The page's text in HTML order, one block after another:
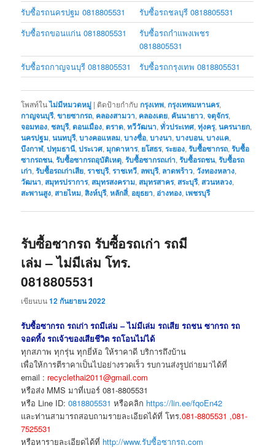
รับซื้อรถนครปฐม 0818805531
รับซื้อรถชลบุรี 0818805531
รับซื้อรถขอนแก่น 0818805531
รับซื้อรถกำแพงเพชร
0818805531
รับซื้อรถกาญจนบุรี 0818805531
รับซื้อรถกรุงเทพ 0818805531
โพสท์ในไม่มีหมวดหมู่ | ติดป้ายกำกับ กรุงเทพ,กรุงเทพมหานคร,
กาญจนบุรี,ขายซากรถ, คลองสามวา, คลองเตย, คันนายาว,จตุจักร,
จอมทอง,ชลบุรี,ดอนเมือง,ตราด,ทวีวัฒนา,ทั่วประเทศ,ทุ่งครุ,นครนายก,
นครปฐม,นนทบุรี,บางคอแหลม,บางซื่อ,บางนา,บางบอน,บางแค,
บึงกาฬ,ปทุมธานี,ประเวศ,มุกดาหาร, ยโสธร,ระยอง,รับซื้อซากรถ,รับซื้อ
ซากรถชน,รับซื้อซากรถอุบัติเหตุ,รับซื้อซากรถเก่า,รับซื้อรถชน,รับซื้อรถ
เก่า,รับซื้อรถเก่าเสีย,ราชบุรี,ราชเทวี, ลพบุรี, ลาดพร้าว,วังทองหลาง,
วัฒนา, สมุทรปราการ, สมุทรสงคราม, สมุทรสาคร, สระบุรี, สวนหลวง,
สะพานสูง, สายไหม,สิงห์บุรี,หลักสี่, อยุธยา, อ่างทอง, เพชรบุรี
รับซื้อซากรถ รับซื้อรถเก่า รถมี
เล่ม – ไม่มีเล่ม โทร.
0818805531
เขียนบน12 กันยายน 2022
รับซื้อซากรถ รถเก่า รถมีเล่ม – ไม่มีเล่ม รถเสีย รถชน ซากรถ รถ
จอดทิ้ง รถเจ้าของเสียชีวิต รถโอนไม่ได้
ทุกสภาพ ทุกรุ่น ทุกยี่ห้อ ให้ราคาดี บริการถึงบ้าน
เพื่อให้การตีราคาเป็นไปอย่างรวดเร็ว รบกวนส่งรูปถ่ายมาได้ที่
email : recyclethai2011@gmail.com
หรือส่ง MMS มาที่เบอร์ 081-8805531
หรือ Line ID:0818805531 หรือคลิก https://lin.ee/fqoEn42
และท่านสามารถสอบถามรายละเอียดได้ที่ โทร.081-8805531 ,081-
7525531
หรือหารายละเอียดได้ที่ http://www.รับซื้อซากรถ.com